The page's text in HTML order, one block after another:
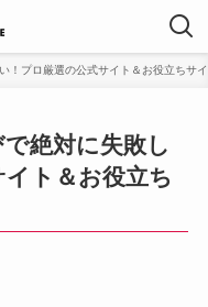
！プロ厳選の公式サイト＆お役立ちサ
で絶対に失敗し
ト＆お役立ち